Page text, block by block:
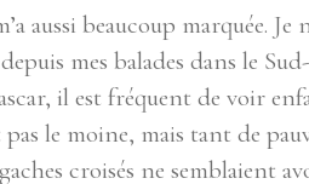
aussi beaucoup marquée. Je
mes balades dans le
il est fréquent de voir
pas le moine, mais tant de
croisés ne semblaient